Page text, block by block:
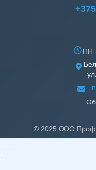
ПН
© 2025 ООО